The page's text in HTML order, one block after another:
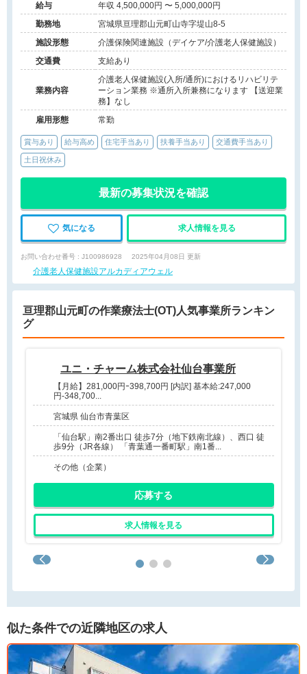
給与
年収 4,500,000円 〜 5,000,000円
勤務地
宮城県亘理郡山元町山寺字堤山8-5
施設形態
介護保険関連施設（デイケア/介護老人保健施設）
交通費
支給あり
業務内容
介護老人保健施設(入所/通所)におけるリハビリテ
ーション業務 ※通所入所兼務になります 【送迎業
務】なし
雇用形態
常勤
賞与あり 給与高め 住宅手当あり 扶養手当あり 交通費手当あり
土日祝休み
最新の募集状況を確認
気になる 求人情報を見る
お問い合わせ番号 : J100986928 2025年04月08日 更新
介護老人保健施設アルカディアウェル
亘理郡山元町の作業療法士(OT)人気事業所ランキン
グ
ユニ・チャーム株式会社仙台事業所
【月給】281,000円ｰ398,700円 [内訳] 基本給:247,000
円-348,700...
宮城県 仙台市青葉区
「仙台駅」南2番出口 徒歩7分（地下鉄南北線）、西口 徒
歩9分（JR各線） 「青葉通一番町駅」南1番...
その他（企業）
応募する
求人情報を見る
似た条件での近隣地区の求人